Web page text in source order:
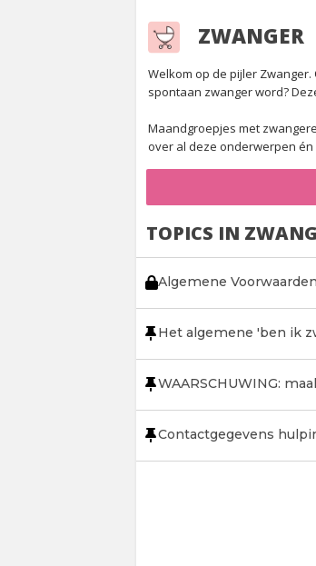
ZWANGER
Welkom op de pijler
spontaan zwanger word?
Maandgroepjes met
over al deze onderwerpen
TOPICS IN
Algemene Voorwaarden
Het algemene 'ben ik
WAARSCHUWING:
Contactgegevens